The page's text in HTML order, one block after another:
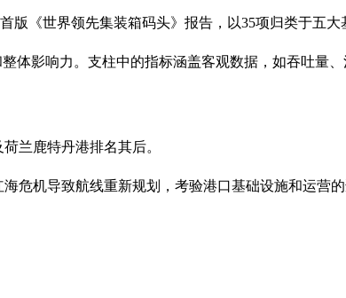
版《世界领先集装箱码头》报告，以35项归类于五大
体影响力。支柱中的指标涵盖客观数据，如吞吐量
兰鹿特丹港排名其后。
危机导致航线重新规划，考验港口基础设施和运营